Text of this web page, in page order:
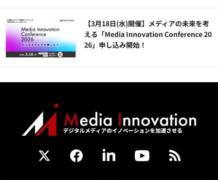
【3月18日(水)開催】メディアの未来を考
える「Media Innovation Conference 20
26」申し込み開始！